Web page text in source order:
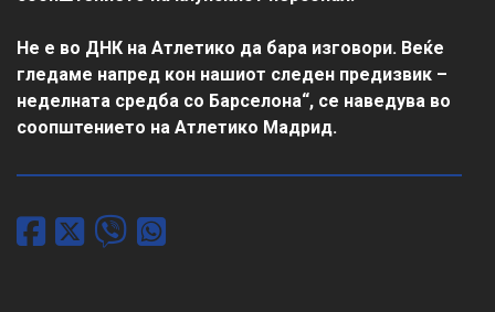
Не е во ДНК на Атлетико да бара изговори. Веќе
гледаме напред кон нашиот следен предизвик –
неделната средба со Барселона“, се наведува во
соопштението на Атлетико Мадрид.